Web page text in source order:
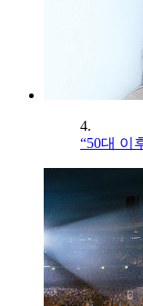
4.
“50대 이